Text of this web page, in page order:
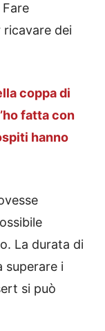
Fare
dei
coppa di
fatta con
hanno
La durata di
superare i
si può